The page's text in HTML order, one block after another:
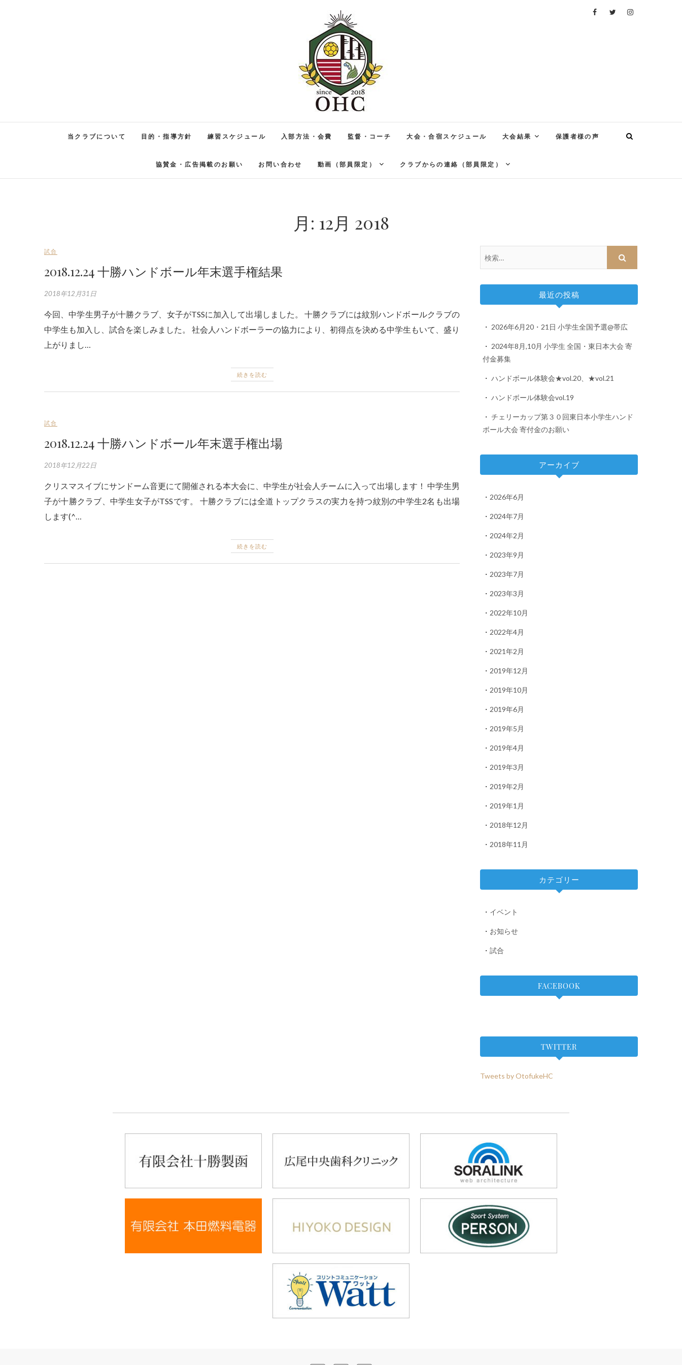
音更ハンドボールクラブ
当クラブについて 目的・指導方針 練習スケジュール 入部方法・会費 監督・コーチ 大会・合宿スケジュール 大会結果 保護者様の声
協賛金・広告掲載のお願い お問い合わせ 動画（部員限定） クラブからの連絡（部員限定）
月: 12月 2018
試合
2018.12.24 十勝ハンドボール年末選手権結果
2018年12月31日
今回、中学生男子が十勝クラブ、女子がTSSに加入して出場しました。 十勝クラブには紋別ハンドボールクラブの
中学生も加入し、試合を楽しみました。 社会人ハンドボーラーの協力により、初得点を決める中学生もいて、盛り
上がりまし…
続きを読む
試合
2018.12.24 十勝ハンドボール年末選手権出場
2018年12月22日
クリスマスイブにサンドーム音更にて開催される本大会に、中学生が社会人チームに入って出場します！ 中学生男
子が十勝クラブ、中学生女子がTSSです。 十勝クラブには全道トップクラスの実力を持つ紋別の中学生2名も出場
します(^…
続きを読む
最近の投稿
2026年6月20・21日 小学生全国予選@帯広
2024年8月,10月 小学生 全国・東日本大会 寄
付金募集
ハンドボール体験会★vol.20、★vol.21
ハンドボール体験会vol.19
チェリーカップ第３０回東日本小学生ハンド
ボール大会 寄付金のお願い
アーカイブ
2026年6月
2024年7月
2024年2月
2023年9月
2023年7月
2023年3月
2022年10月
2022年4月
2021年2月
2019年12月
2019年10月
2019年6月
2019年5月
2019年4月
2019年3月
2019年2月
2019年1月
2018年12月
2018年11月
カテゴリー
イベント
お知らせ
試合
FACEBOOK
TWITTER
Tweets by OtofukeHC